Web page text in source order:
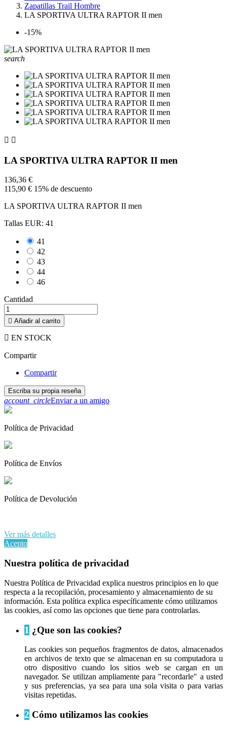
Zapatillas Trail Hombre
LA SPORTIVA ULTRA RAPTOR II men
-15%
search
 
LA SPORTIVA ULTRA RAPTOR II men
136,36 €
115,90 € 15% de descuento
LA SPORTIVA ULTRA RAPTOR II men
Tallas EUR: 41
41
42
43
44
46
Cantidad
 Añadir al carrito
 EN STOCK
Compartir
Compartir
Escriba su propia reseña
account_circleEnviar a un amigo
Política de Privacidad
Política de Envíos
Política de Devolución
Ver más detalles
Acepto
Nuestra política de privacidad
Nuestra Política de Privacidad explica nuestros principios en lo que
respecta a la recopilación, procesamiento y almacenamiento de su
información. Esta política explica específicamente cómo utilizamos
las cookies, así como las opciones que tiene para controlarlas.
1 ¿Que son las cookies?
Las cookies son pequeños fragmentos de datos, almacenados
en archivos de texto que se almacenan en su computadora u
otro dispositivo cuando los sitios web se cargan en un
navegador. Se utilizan ampliamente para "recordarle" a usted
y sus preferencias, ya sea para una sola visita o para varias
visitas repetidas.
2 Cómo utilizamos las cookies